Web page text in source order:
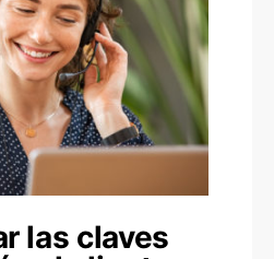
las claves